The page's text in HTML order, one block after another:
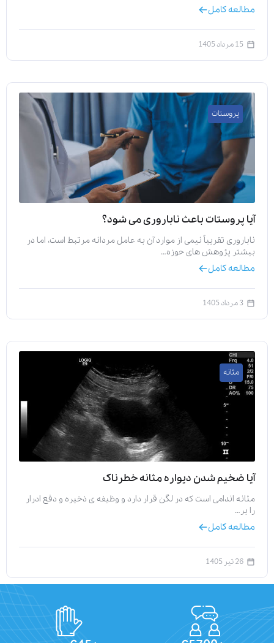
مطالعه کامل
15 مرداد 1405
پروستات
آیا پروستات باعث ناباروری می‌ شود؟
ناباروری تقریباً نیمی از موارد آن به عامل مردانه مرتبط است، اما در
بیشتر پژوهش‌ های حوزه…
مطالعه کامل
3 مرداد 1405
مثانه
آیا ضخیم شدن دیواره مثانه خطرناک
مثانه اندامی است که در لگن قرار دارد و وظیفه‌ ی ذخیره و دفع ادرار
را بر…
مطالعه کامل
26 تیر 1405